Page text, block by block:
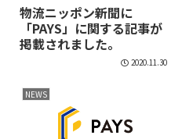
物流ニッポン新聞に
「PAYS」に関する記事が
掲載されました。
2020.11.30
NEWS